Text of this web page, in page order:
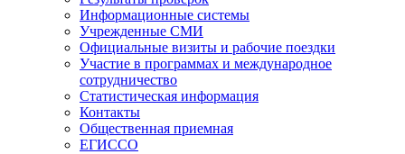
Информационные системы
Учрежденные СМИ
Официальные визиты и рабочие поездки
Участие в программах и международное
сотрудничество
Статистическая информация
Контакты
Общественная приемная
ЕГИССО